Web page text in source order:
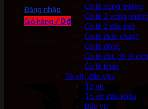
Đăng nhập
Giỏ hàng / 0₫
No products in the
Cờ lê vòng miệng
Cờ lê 2 vòng miệng
Cờ lê 2 đầu mở
Cờ lê đuôi chuột
Cờ lê đóng
Cờ lê đai, cờ lê xích
Cờ lê khác
Tô vít, đầu vặn
Tô vít
Tô vít đầu khẩu
Đầu vít